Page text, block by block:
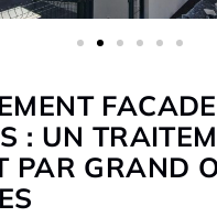
: UN
PAR GRAND